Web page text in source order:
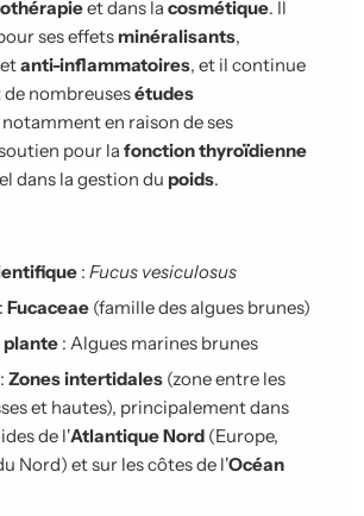
et dans la cosmétique. Il
ses effets minéralisants,
etanti-inflammatoires, et il continue
de nombreusesétudes
notamment en raison de ses
pour la fonction thyroïdienne
dans la gestion du poids.
: Fucus vesiculosus
: Fucaceae (famille des algues brunes)
plante : Algues marines brunes
: Zones intertidales (zone entre les
et hautes), principalement dans
de l'Atlantique Nord (Europe,
Nord) et sur les côtes de l'Océan